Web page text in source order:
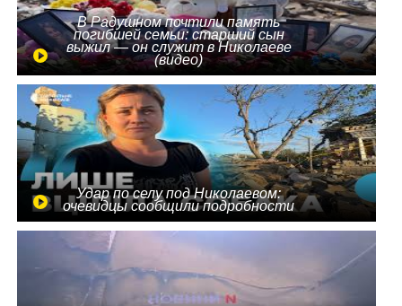
В Радушном почтили память
погибшей семьи: старший сын
выжил — он служит в Николаеве
(видео)
Удар по селу под Николаевом:
очевидцы сообщили подробности